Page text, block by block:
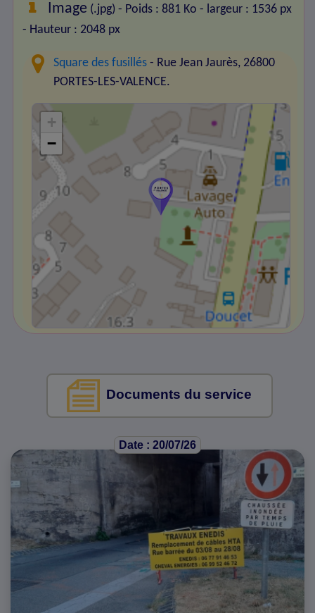
Image (.jpg) - Poids : 881 Ko - largeur : 1536 px
- Hauteur : 2048 px
Square des fusillés - Rue Jean Jaurès, 26800
PORTES-LES-VALENCE.
+
−
Documents du service
Date : 20/07/26